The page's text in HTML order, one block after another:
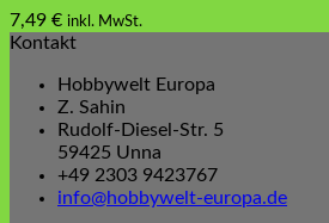
7,49 € inkl. MwSt.
Kontakt
Hobbywelt Europa
Z. Sahin
Rudolf-Diesel-Str. 5
59425 Unna
+49 2303 9423767
info@hobbywelt-europa.de